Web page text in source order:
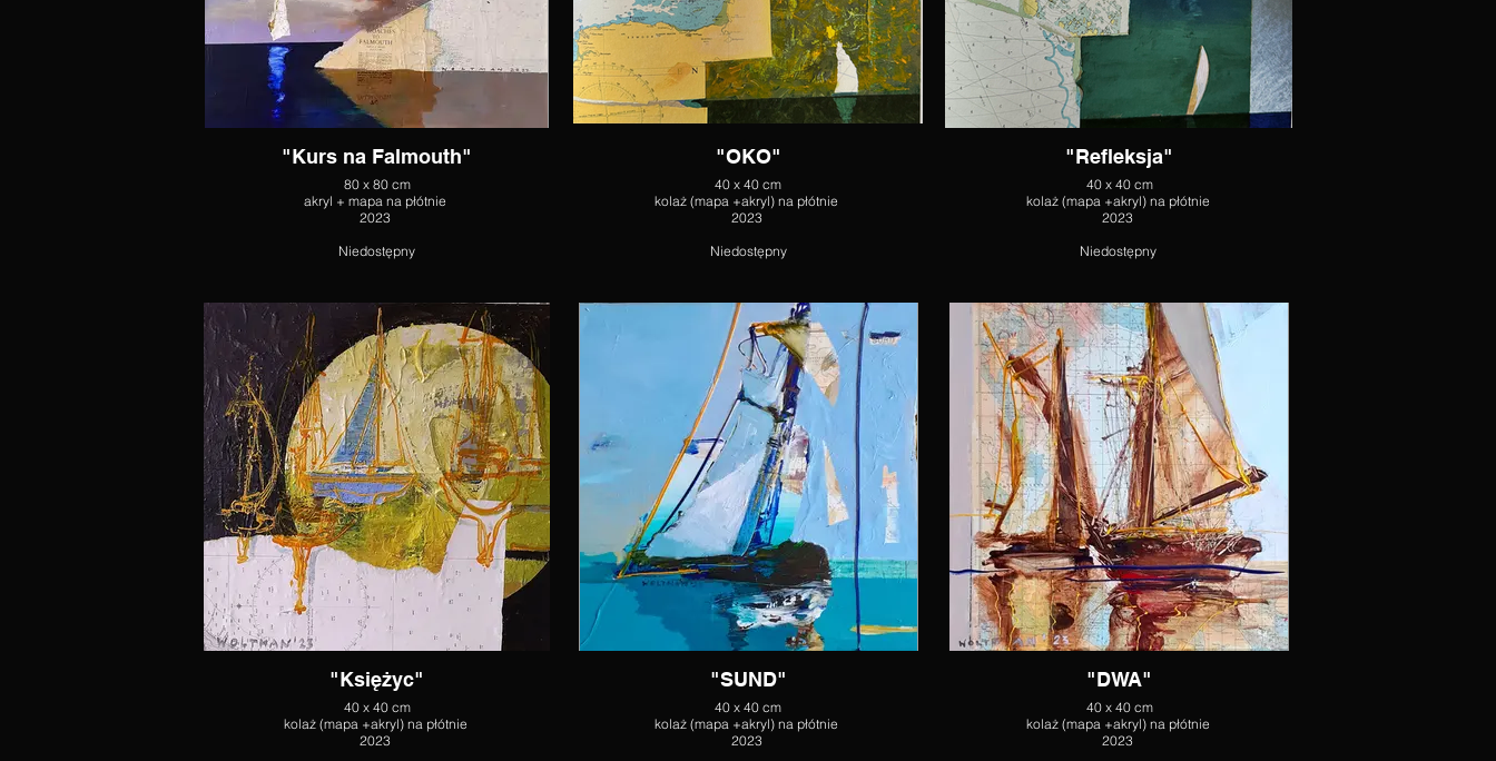
"Kurs na Falmouth"
80 x 80 cm
akryl + mapa na płótnie
2023
Niedostępny
"OKO"
40 x 40 cm
kolaż (mapa +akryl) na płótnie
2023
Niedostępny
"Refleksja"
40 x 40 cm
kolaż (mapa +akryl) na płótnie
2023
Niedostępny
"Księżyc"
40 x 40 cm
kolaż (mapa +akryl) na płótnie
2023
"SUND"
40 x 40 cm
kolaż (mapa +akryl) na płótnie
2023
"DWA"
40 x 40 cm
kolaż (mapa +akryl) na płótnie
2023